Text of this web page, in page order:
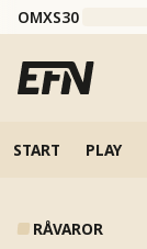
OMXS30
START PLAY
RÅVAROR